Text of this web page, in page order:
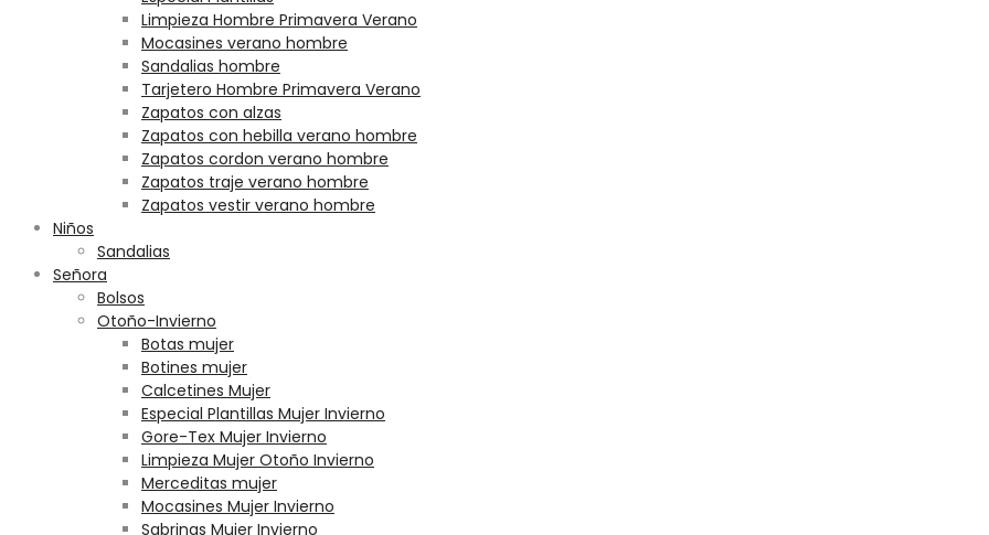
Limpieza Hombre Primavera Verano
Mocasines verano hombre
Sandalias hombre
Tarjetero Hombre Primavera Verano
Zapatos con alzas
Zapatos con hebilla verano hombre
Zapatos cordon verano hombre
Zapatos traje verano hombre
Zapatos vestir verano hombre
Niños
Sandalias
Señora
Bolsos
Otoño-Invierno
Botas mujer
Botines mujer
Calcetines Mujer
Especial Plantillas Mujer Invierno
Gore-Tex Mujer Invierno
Limpieza Mujer Otoño Invierno
Merceditas mujer
Mocasines Mujer Invierno
Sabrinas Mujer Invierno